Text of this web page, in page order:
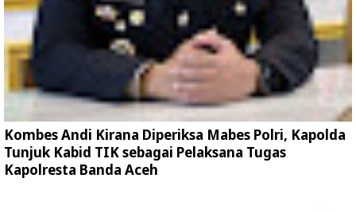
Kombes Andi Kirana Diperiksa Mabes Polri, Kapolda
Tunjuk Kabid TIK sebagai Pelaksana Tugas
Kapolresta Banda Aceh